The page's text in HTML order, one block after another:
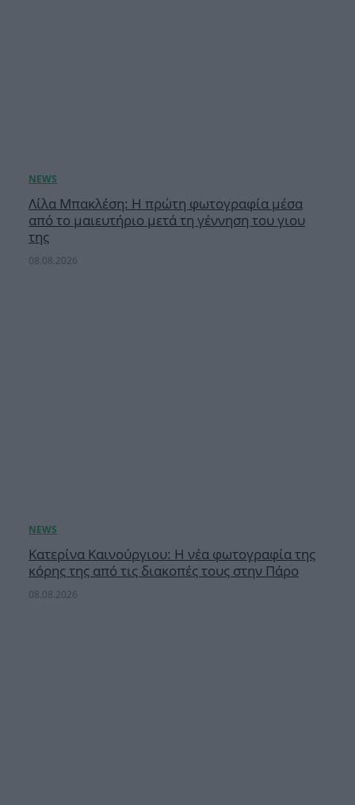
Λίλα Μπακλέση: Η πρώτη φωτογραφία μέσα
από το μαιευτήριο μετά τη γέννηση του γιου
της
08.08.2026
Κατερίνα Καινούργιου: Η νέα φωτογραφία της
κόρης της από τις διακοπές τους στην Πάρο
08.08.2026